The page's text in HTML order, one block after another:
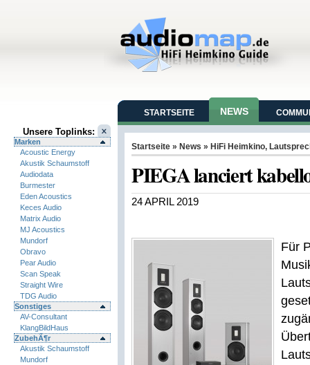
Unsere Toplinks:
Marken
Acoustic Energy
Akustik Schaumstoff
Audiodata
Burmester
Eden Acoustics
Keces Audio
Matrix Audio
MJ Acoustics
Mundorf
Obravo
Pear Audio
Scan Speak
Straight Wire
TDG Audio
Sonstiges
AV-Consultant
KlangBildHaus
ZubehÃ¶r
Akustik Schaumstoff
Mundorf
STARTSEITE NEWS
Startseite » News » HiFi Heimkino,
PIEGA lanciert
24 APRIL 2019
Für